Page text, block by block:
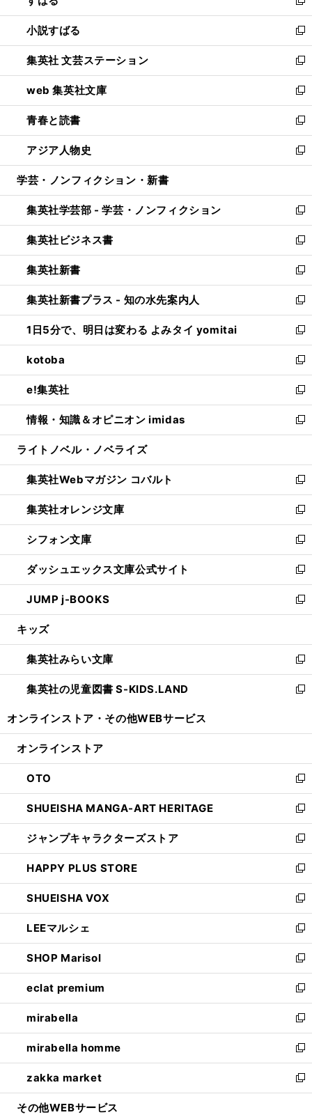
開
く
ウ
で
開
く
新
し
い
ウ
ィ
ン
ド
ウ
で
開
く
小説すばる
新
し
い
ウ
ィ
ン
ド
ウ
で
開
集英社 文芸ステーション
新
し
い
ウ
ィ
ン
ド
ウ
開
く
web 集英社文庫
新
し
い
ウ
ィ
ン
ウ
で
開
く
青春と読書
新
し
い
ウ
ン
ド
ウ
で
開
く
アジア人物史
新
し
ウ
ィ
ン
ド
ウ
で
開
く
学芸・ノンフィクション・新書
集英社学芸部 - 学芸・ノンフィクション
新
し
い
ウ
ィ
ン
ド
ウ
で
開
く
集英社ビジネス書
新
し
い
ウ
ィ
ン
ド
ウ
で
開
く
集英社新書
新
し
い
ウ
ィ
ン
ド
ウ
で
開
く
集英社新書プラス - 知の水先案内人
新
し
い
ウ
ィ
ン
ド
ウ
で
開
1日5分で、明日は変わる よみタイ yomitai
新
し
い
ウ
ィ
ン
ド
ウ
開
く
kotoba
新
し
い
ウ
ィ
ン
ウ
で
開
く
e!集英社
新
し
い
ウ
ン
ド
ウ
で
開
く
情報・知識＆オピニオン imidas
新
し
ウ
ィ
ン
ド
ウ
で
開
く
ライトノベル・ノベライズ
集英社Webマガジン コバルト
新
し
い
ウ
ィ
ン
ド
ウ
で
開
集英社オレンジ文庫
新
し
い
ウ
ィ
ン
ド
ウ
開
く
シフォン文庫
新
し
い
ウ
ィ
ン
ウ
で
開
く
ダッシュエックス文庫公式サイト
新
し
い
ウ
ン
ド
ウ
で
JUMP j-BOOKS
新
し
ウ
ィ
ン
ド
開
キッズ
集英社みらい文庫
新
し
い
ン
ウ
で
開
く
集英社の児童図書 S-KIDS.LAND
新
ウ
ン
ド
ウ
で
開
く
オンラインストア・ その他WEBサービス
オンラインストア
OTO
新
し
い
ウ
ィ
ン
ド
ウ
で
開
く
SHUEISHA MANGA-ART HERITAGE
新
し
い
ウ
ィ
ン
ド
ウ
で
開
く
ジャンプキャラクターズストア
新
し
い
ウ
ィ
ン
ド
ウ
で
開
く
HAPPY PLUS STORE
新
し
い
ウ
ィ
ン
ド
ウ
で
開
く
SHUEISHA VOX
新
し
い
ウ
ィ
ン
ド
ウ
で
開
く
LEEマルシェ
新
し
い
ウ
ィ
ン
ド
ウ
で
開
く
SHOP Marisol
新
し
い
ウ
ィ
ン
ド
ウ
で
開
eclat premium
新
し
い
ウ
ィ
ン
ド
ウ
mirabella
新
し
い
ウ
ィ
ン
mirabella homme
新
し
い
ウ
zakka market
新
し
その他WEBサービス